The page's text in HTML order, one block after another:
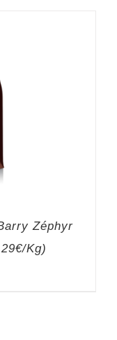
Zéphyr
Kg)